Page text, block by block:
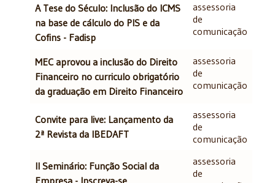
A Tese do Século: Inclusão do ICMS
na base de cálculo do PIS e da
Cofins - Fadisp
assessoria
de
comunicação
MEC aprovou a inclusão do Direito
Financeiro no curriculo obrigatório
da graduação em Direito Financeiro
assessoria
de
comunicação
Convite para live: Lançamento da
2ª Revista da IBEDAFT
assessoria
de
comunicação
II Seminário: Função Social da
assessoria
de